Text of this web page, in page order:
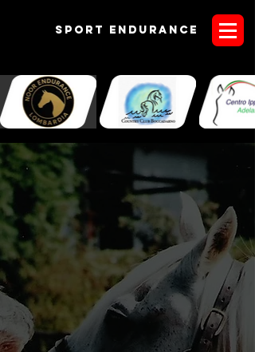
Sport endurANCE